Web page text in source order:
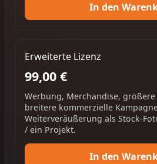
In den
Erweiterte Lizenz
99,00 €
Werbung, Merchandise,
breitere kommerzielle
Weiterveräußerung als Stock-
/ ein Projekt.
In den